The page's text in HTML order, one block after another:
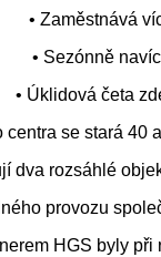
• Zaměstnává
• Sezónně
• Úklidová četa
centra se stará
dva rozsáhlé
provozu
HGS byly